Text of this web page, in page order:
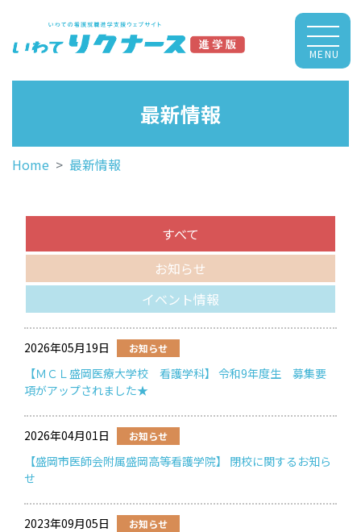
MENU
最新情報
Home 最新情報
すべて
お知らせ
イベント情報
2026年05月19日 お知らせ
【ＭＣＬ盛岡医療大学校 看護学科】 令和9年度生 募集要
項がアップされました★
2026年04月01日 お知らせ
【盛岡市医師会附属盛岡高等看護学院】 閉校に関するお知ら
せ
2023年09月05日 お知らせ